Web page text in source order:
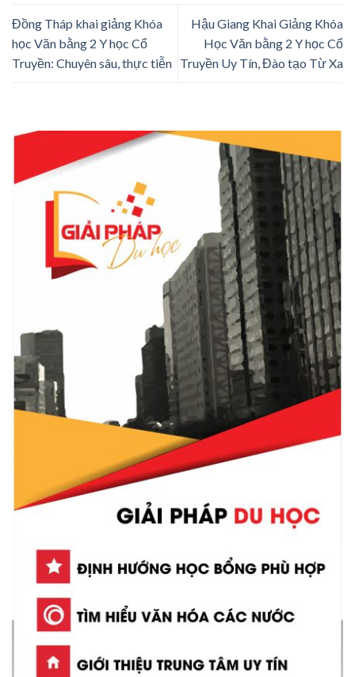
Đồng Tháp khai giảng Khóa
học Văn bằng 2 Y học Cổ
Truyền: Chuyên sâu, thực tiễn
Hậu Giang Khai Giảng Khóa
Học Văn bằng 2 Y học Cổ
Truyền Uy Tín, Đào tạo Từ Xa